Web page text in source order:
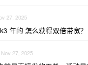
27, 2025
年的 怎么获得双倍带宽？
Nov 27, 2025